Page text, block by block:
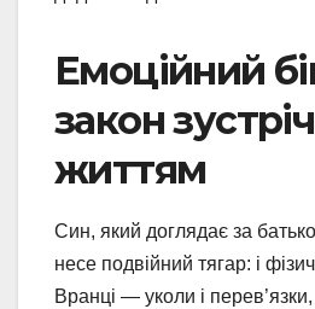
Емоційний
закон
життям
Син, який доглядає за
несе подвійний тягар: і
Вранці — уколи і